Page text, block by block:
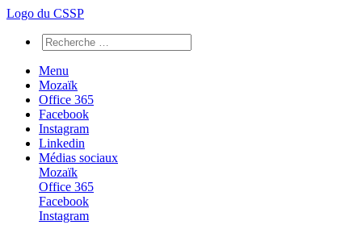
Logo du CSSP
Menu
Mozaïk
Office 365
Facebook
Instagram
Linkedin
Médias sociaux
Mozaïk
Office 365
Facebook
Instagram